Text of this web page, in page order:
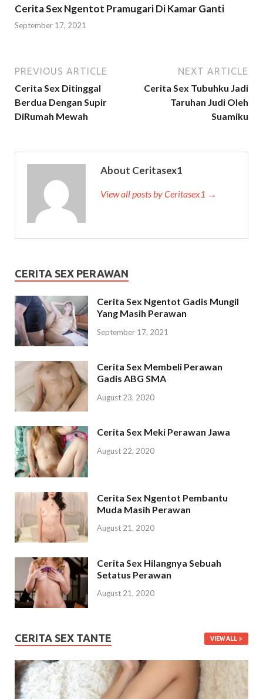
Cerita Sex Ngentot Pramugari Di Kamar Ganti
September 17, 2021
PREVIOUS ARTICLE
Cerita Sex Ditinggal
Berdua Dengan Supir
DiRumah Mewah
NEXT ARTICLE
Cerita Sex Tubuhku Jadi
Taruhan Judi Oleh
Suamiku
About Ceritasex1
View all posts by Ceritasex1 →
CERITA SEX PERAWAN
Cerita Sex Ngentot Gadis Mungil
Yang Masih Perawan
September 17, 2021
Cerita Sex Membeli Perawan
Gadis ABG SMA
August 23, 2020
Cerita Sex Meki Perawan Jawa
August 22, 2020
Cerita Sex Ngentot Pembantu
Muda Masih Perawan
August 21, 2020
Cerita Sex Hilangnya Sebuah
Setatus Perawan
August 21, 2020
CERITA SEX TANTE VIEW ALL